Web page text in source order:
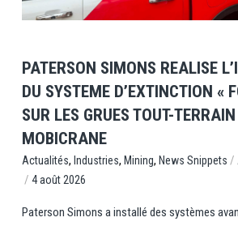
PATERSON SIMONS REALISE
DU SYSTEME D’EXTINCTION «
SUR LES GRUES TOUT-
MOBICRANE
Actualités, Industries, Mining, News Snippets /
/ 4 août 2026
Paterson Simons a installé des systèmes